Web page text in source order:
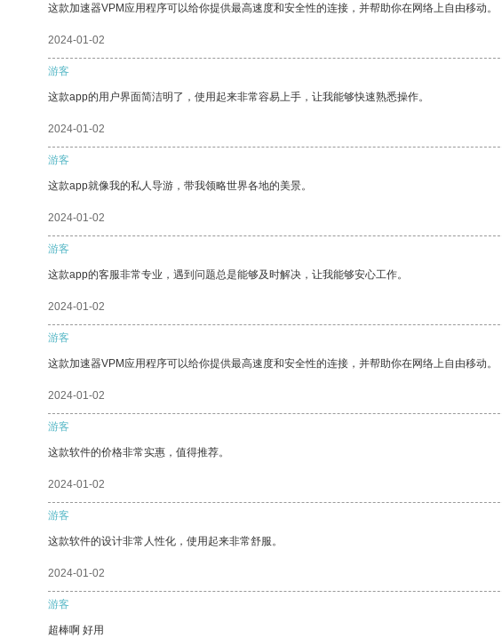
这款加速器VPM应用程序可以给你提供最高速度和安全性的连接，并帮助你在网络上自由移动。
2024-01-02
游客
这款app的用户界面简洁明了，使用起来非常容易上手，让我能够快速熟悉操作。
2024-01-02
游客
这款app就像我的私人导游，带我领略世界各地的美景。
2024-01-02
游客
这款app的客服非常专业，遇到问题总是能够及时解决，让我能够安心工作。
2024-01-02
游客
这款加速器VPM应用程序可以给你提供最高速度和安全性的连接，并帮助你在网络上自由移动。
2024-01-02
游客
这款软件的价格非常实惠，值得推荐。
2024-01-02
游客
这款软件的设计非常人性化，使用起来非常舒服。
2024-01-02
游客
超棒啊 好用